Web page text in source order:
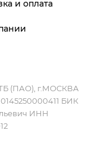
и оплата
(ПАО), г.МОСКВА
БИК
ИНН